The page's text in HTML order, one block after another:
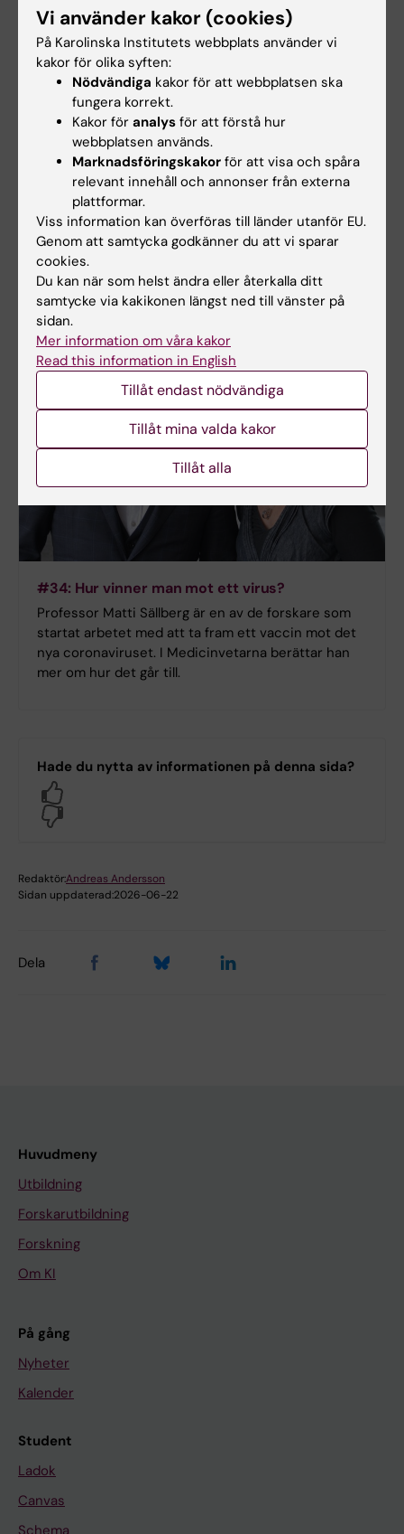
#7: Vem tål gluten?
Att äta glutenfritt är knappast nyttigt. Men
livsviktigt för dem som lider av celiaki. Professor
Jonas Ludvigsson reder ut begreppen.
#34: Hur vinner man mot ett virus?
Professor Matti Sällberg är en av de forskare som
startat arbetet med att ta fram ett vaccin mot det
nya coronaviruset. I Medicinvetarna berättar han
mer om hur det går till.
Hade du nytta av informationen på denna sida?
Redaktör:Andreas Andersson
Sidan uppdaterad:2026-06-22
Dela
Huvudmeny
Utbildning
Forskarutbildning
Forskning
Om KI
På gång
Nyheter
Kalender
Student
Ladok
Canvas
Schema
Vi använder kakor (cookies)
På Karolinska Institutets webbplats använder vi
kakor för olika syften:
Nödvändiga kakor för att webbplatsen ska
fungera korrekt.
Kakor för analys för att förstå hur
webbplatsen används.
Marknadsföringskakor för att visa och spåra
relevant innehåll och annonser från externa
plattformar.
Viss information kan överföras till länder utanför EU.
Genom att samtycka godkänner du att vi sparar
cookies.
Du kan när som helst ändra eller återkalla ditt
samtycke via kakikonen längst ned till vänster på
sidan.
Mer information om våra kakor
Read this information in English
Tillåt endast nödvändiga
Tillåt mina valda kakor
Tillåt alla